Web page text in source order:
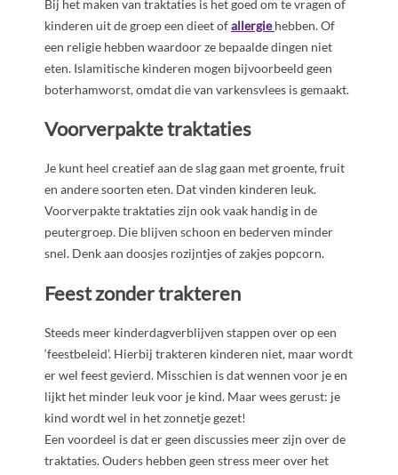
Bij het maken van traktaties is het goed om te vragen of
kinderen uit de groep een dieet ofallergiehebben. Of
een religie hebben waardoor ze bepaalde dingen niet
eten. Islamitische kinderen mogen bijvoorbeeld geen
boterhamworst, omdat die van varkensvlees is gemaakt.
Voorverpakte traktaties
Je kunt heel creatief aan de slag gaan met groente, fruit
en andere soorten eten. Dat vinden kinderen leuk.
Voorverpakte traktaties zijn ook vaak handig in de
peutergroep. Die blijven schoon en bederven minder
snel. Denk aan doosjes rozijntjes of zakjes popcorn.
Feest zonder trakteren
Steeds meer kinderdagverblijven stappen over op een
‘feestbeleid’. Hierbij trakteren kinderen niet, maar wordt
er wel feest gevierd. Misschien is dat wennen voor je en
lijkt het minder leuk voor je kind. Maar wees gerust: je
kind wordt wel in het zonnetje gezet!
Een voordeel is dat er geen discussies meer zijn over de
traktaties. Ouders hebben geen stress meer over het